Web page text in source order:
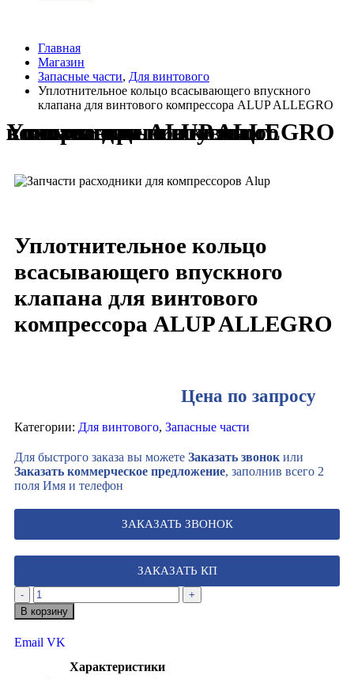
Главная
Магазин
Запасные части, Для винтового
Уплотнительное кольцо всасывающего впускного
клапана для винтового компрессора ALUP ALLEGRO
Уплотнительное кольцо всасывающего впускного клапана для винтового компрессора ALUP ALLEGRO
Уплотнительное кольцо
всасывающего впускного
клапана для винтового
компрессора ALUP ALLEGRO
Цена по запросу
Категории: Для винтового, Запасные части
Для быстрого заказа вы можете Заказать звонок или
Заказать коммерческое предложение, заполнив всего 2
поля Имя и телефон
ЗАКАЗАТЬ ЗВОНОК
ЗАКАЗАТЬ КП
-
+
В корзину
Email VK
Характеристики